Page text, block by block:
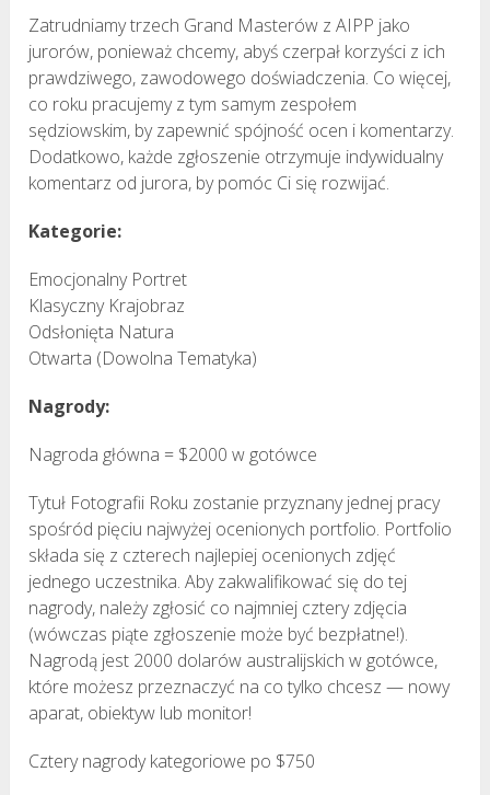
Zatrudniamy trzech Grand Masterów z AIPP jako
jurorów, ponieważ chcemy, abyś czerpał korzyści z ich
prawdziwego, zawodowego doświadczenia. Co więcej,
co roku pracujemy z tym samym zespołem
sędziowskim, by zapewnić spójność ocen i komentarzy.
Dodatkowo, każde zgłoszenie otrzymuje indywidualny
komentarz od jurora, by pomóc Ci się rozwijać.
Kategorie:
Emocjonalny Portret
Klasyczny Krajobraz
Odsłonięta Natura
Otwarta (Dowolna Tematyka)
Nagrody:
Nagroda główna = $2000 w gotówce
Tytuł Fotografii Roku zostanie przyznany jednej pracy
spośród pięciu najwyżej ocenionych portfolio. Portfolio
składa się z czterech najlepiej ocenionych zdjęć
jednego uczestnika. Aby zakwalifikować się do tej
nagrody, należy zgłosić co najmniej cztery zdjęcia
(wówczas piąte zgłoszenie może być bezpłatne!).
Nagrodą jest 2000 dolarów australijskich w gotówce,
które możesz przeznaczyć na co tylko chcesz — nowy
aparat, obiektyw lub monitor!
Cztery nagrody kategoriowe po $750